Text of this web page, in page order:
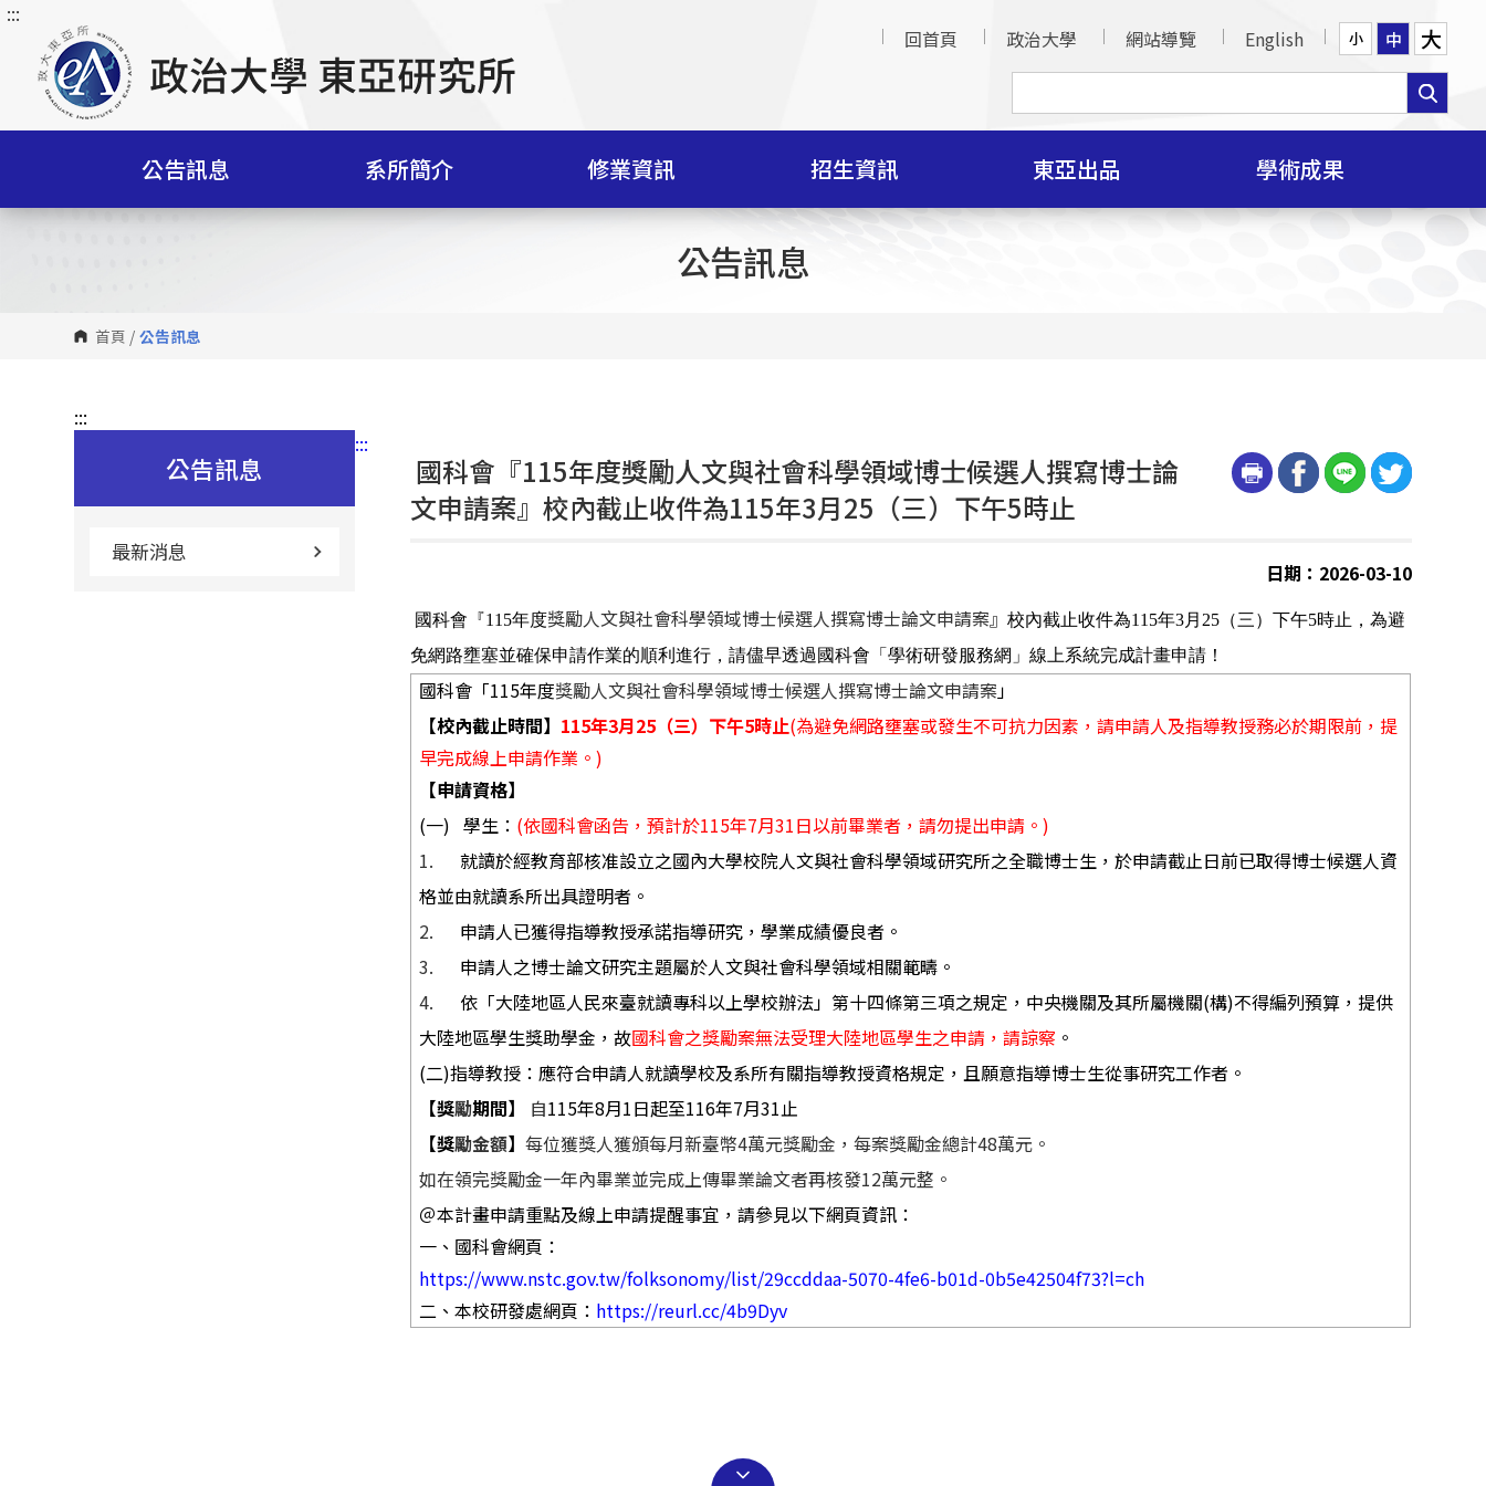
跳
內
塊
:::
回首頁
政治大學 網站導覽 English 小 中 大
公告訊息 系所簡介 修業資訊 招生資訊 東亞出品 學術成果
公告訊息
首頁 / 公告訊息
:::
公告訊息
最新消息
:::
國科會『115年度獎勵人文與社會科學領域博士候選人撰寫博士論
文申請案』校內截止收件為115年3月25（三）下午5時止
日期：2026-03-10
國科會『115年度獎勵人文與社會科學領域博士候選人撰寫博士論文申請案』校內截止收件為115年3月 25 （三）下午5時止，為避
免網路壅塞並確保申請作業的順利進行，請儘早透過國科會「學術研發服務網」線上系統完成計畫申請！
國科會「115年度獎勵人文與社會科學領域博士候選人撰寫博士論文申請案」
【校內截止時間】 115年3月25 （三）下午5時止(為避免網路壅塞或發生不可抗力因素，請申請人及指導教授務必於期限前，提
早完成線上申請作業。)
【申請資格】
(一)學生： (依國科會函告，預計於115年7月31日以前畢業者，請勿提出申請。)
1.就讀於經教育部核准設立之國內大學校院人文與社會科學領域研究所之全職博士生，於申請截止日前已取得博士候選人資
格並由就讀系所出具證明者。
2. 申請人已獲得指導教授承諾指導研究，學業成績優良者。
3. 申請人之博士論文研究主題屬於人文與社會科學領域相關範疇。
4. 依「大陸地區人民來臺就讀專科以上學校辦法」第十四條第三項之規定，中央機關及其所屬機關(構)不得編列預算，提供
大陸地區學生獎助學金，故國科會之獎勵案無法受理大陸地區學生之申請，請諒察 。
(二)指導教授：應符合申請人就讀學校及系所有關指導教授資格規定，且願意指導博士生從事研究工作者。
【獎勵期間】 自115年8月1日起至116年7月31止
【獎勵金額】每位獲獎人獲頒每月新臺幣4萬元獎勵金，每案獎勵金總計48萬元。
如在領完獎勵金一年內畢業並完成上傳畢業論文者再核發12萬元整。
＠本計畫申請重點及線上申請提醒事宜，請參見以下網頁資訊：
一、 國科會網頁：
https://www.nstc.gov.tw/folksonomy/list/29ccddaa-5070-4fe6-b01d-0b5e42504f73?l=ch
二、本校研發處網頁： https://reurl.cc/4b9Dyv